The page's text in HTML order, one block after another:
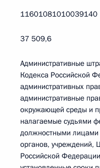
11601081010039140
37 509,6
Административные
Кодекса Российской
административных
административные
окружающей среды и
налагаемые судьями
должностными лицами
органов, учреждений,
Российской